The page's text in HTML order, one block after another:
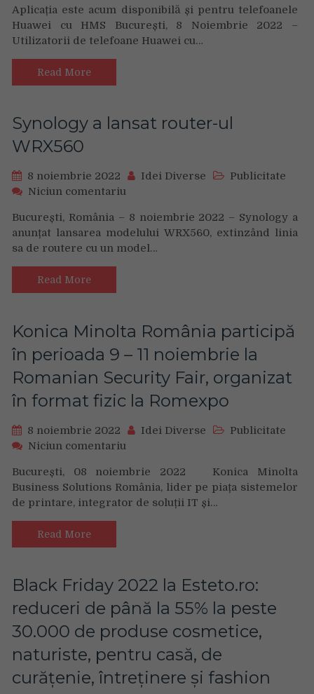
commerce,
în
parteneriat
top
își
îmbogățește
oferta
Go
Aplicația este acum disponibilă și pentru telefoanele
Huawei cu HMS București, 8 Noiembrie 2022 –
Utilizatorii de telefoane Huawei cu…
Read More
Synology a lansat router-ul
WRX560
8 noiembrie 2022 Idei Diverse
Publicitate
Niciun comentariu
a
lansat
router-
București, România – 8 noiembrie 2022 – Synology a
anunțat lansarea modelului WRX560, extinzând linia
sa de routere cu un model…
Read More
Konica Minolta România participă
în perioada 9 – 11 noiembrie la
Romanian Security Fair, organizat
în format fizic la Romexpo
8 noiembrie 2022 Idei Diverse
Publicitate
Niciun comentariu
Minolta
România
participă
11
noiembrie
la
Security
Fair,
în
București, 08 noiembrie 2022 Konica Minolta
Business Solutions România, lider pe piața sistemelor
de printare, integrator de soluții IT și…
Read More
Black Friday 2022 la Esteto.ro:
reduceri de până la 55% la peste
30.000 de produse cosmetice,
naturiste, pentru casă, de
curățenie, întreținere și fashion